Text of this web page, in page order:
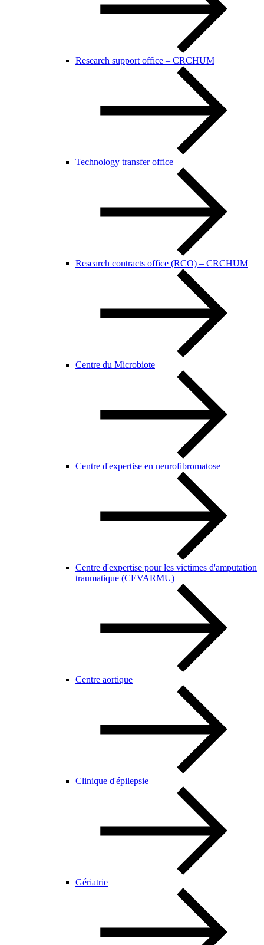
Research support office – CRCHUM
Technology transfer office
Research contracts office (RCO) – CRCHUM
Centre du Microbiote
Centre d'expertise en neurofibromatose
Centre d'expertise pour les victimes d'amputation
traumatique (CEVARMU)
Centre aortique
Clinique d'épilepsie
Gériatrie